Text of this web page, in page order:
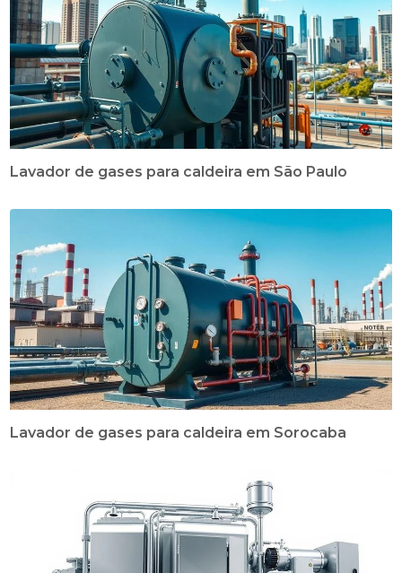
Lavador de gases para caldeira em São Paulo
Lavador de gases para caldeira em Sorocaba